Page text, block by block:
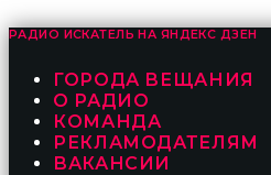
РАДИО ИСКАТЕЛЬ НА ЯНДЕКС ДЗЕН
ГОРОДА ВЕЩАНИЯ
О РАДИО
КОМАНДА
РЕКЛАМОДАТЕЛЯМ
ВАКАНСИИ